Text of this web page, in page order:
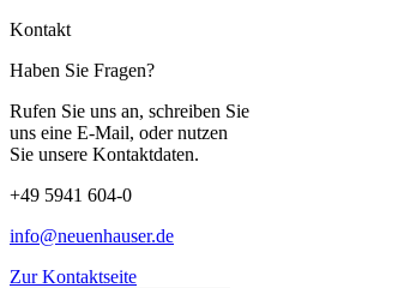
Kontakt
Haben Sie Fragen?
Rufen Sie uns an, schreiben Sie
uns eine E-Mail, oder nutzen
Sie unsere Kontaktdaten.
+49 5941 604-0
info@neuenhauser.de
Zur Kontaktseite